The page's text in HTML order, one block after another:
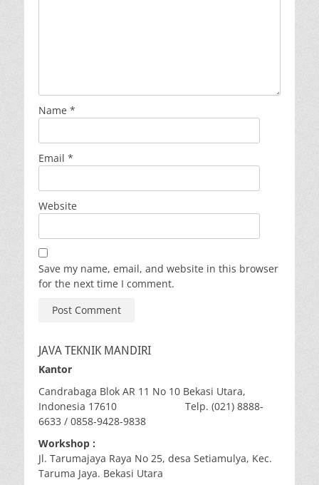
Name *
Email *
Website
Save my name, email, and website in this browser
for the next time I comment.
JAVA TEKNIK MANDIRI
Kantor
Candrabaga Blok AR 11 No 10 Bekasi Utara,
Indonesia 17610 Telp. (021) 8888-
6633 / 0858-9428-9838
Workshop :
Jl. Tarumajaya Raya No 25, desa Setiamulya, Kec.
Taruma Jaya. Bekasi Utara